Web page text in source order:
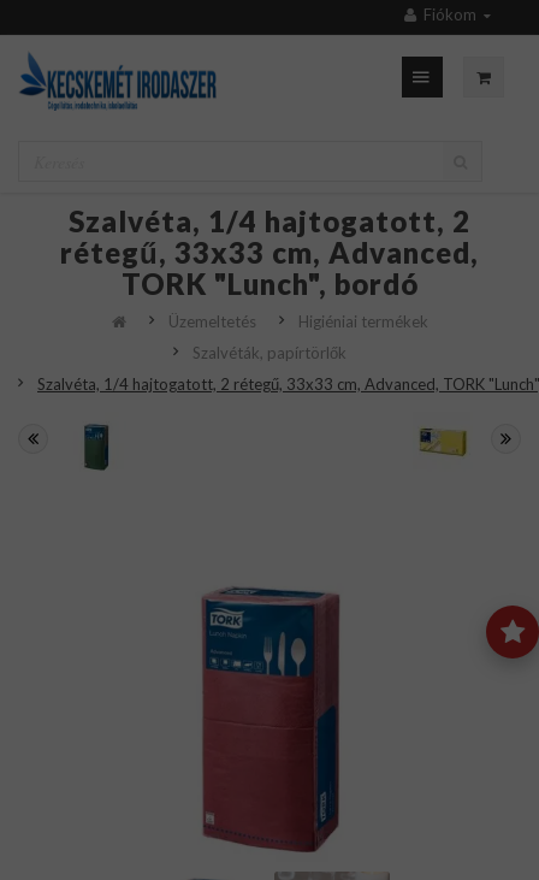
Fiókom
Szalvéta, 1/4 hajtogatott, 2
rétegű, 33x33 cm, Advanced,
TORK "Lunch", bordó
Üzemeltetés
Higiéniai termékek
Szalvéták, papírtörlők
Szalvéta, 1/4 hajtogatott, 2 rétegű, 33x33 cm, Advanced, TORK